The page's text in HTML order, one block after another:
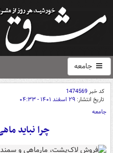
جامعه
کد خبر1474569
تاریخ انتشار: ۲۹ اسفند ۱۴۰۱ - ۰۴:۳۳
جامعه
چرا نباید